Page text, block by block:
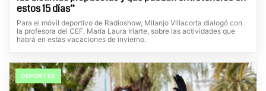
estos 15 días”
Para el móvil deportivo de Radioshow, Milanjo Villacorta dialogó con
la profesora del CEF, María Laura Iriarte, sobre las actividades que
habrá en estas vacaciones de invierno.
DEPORTES